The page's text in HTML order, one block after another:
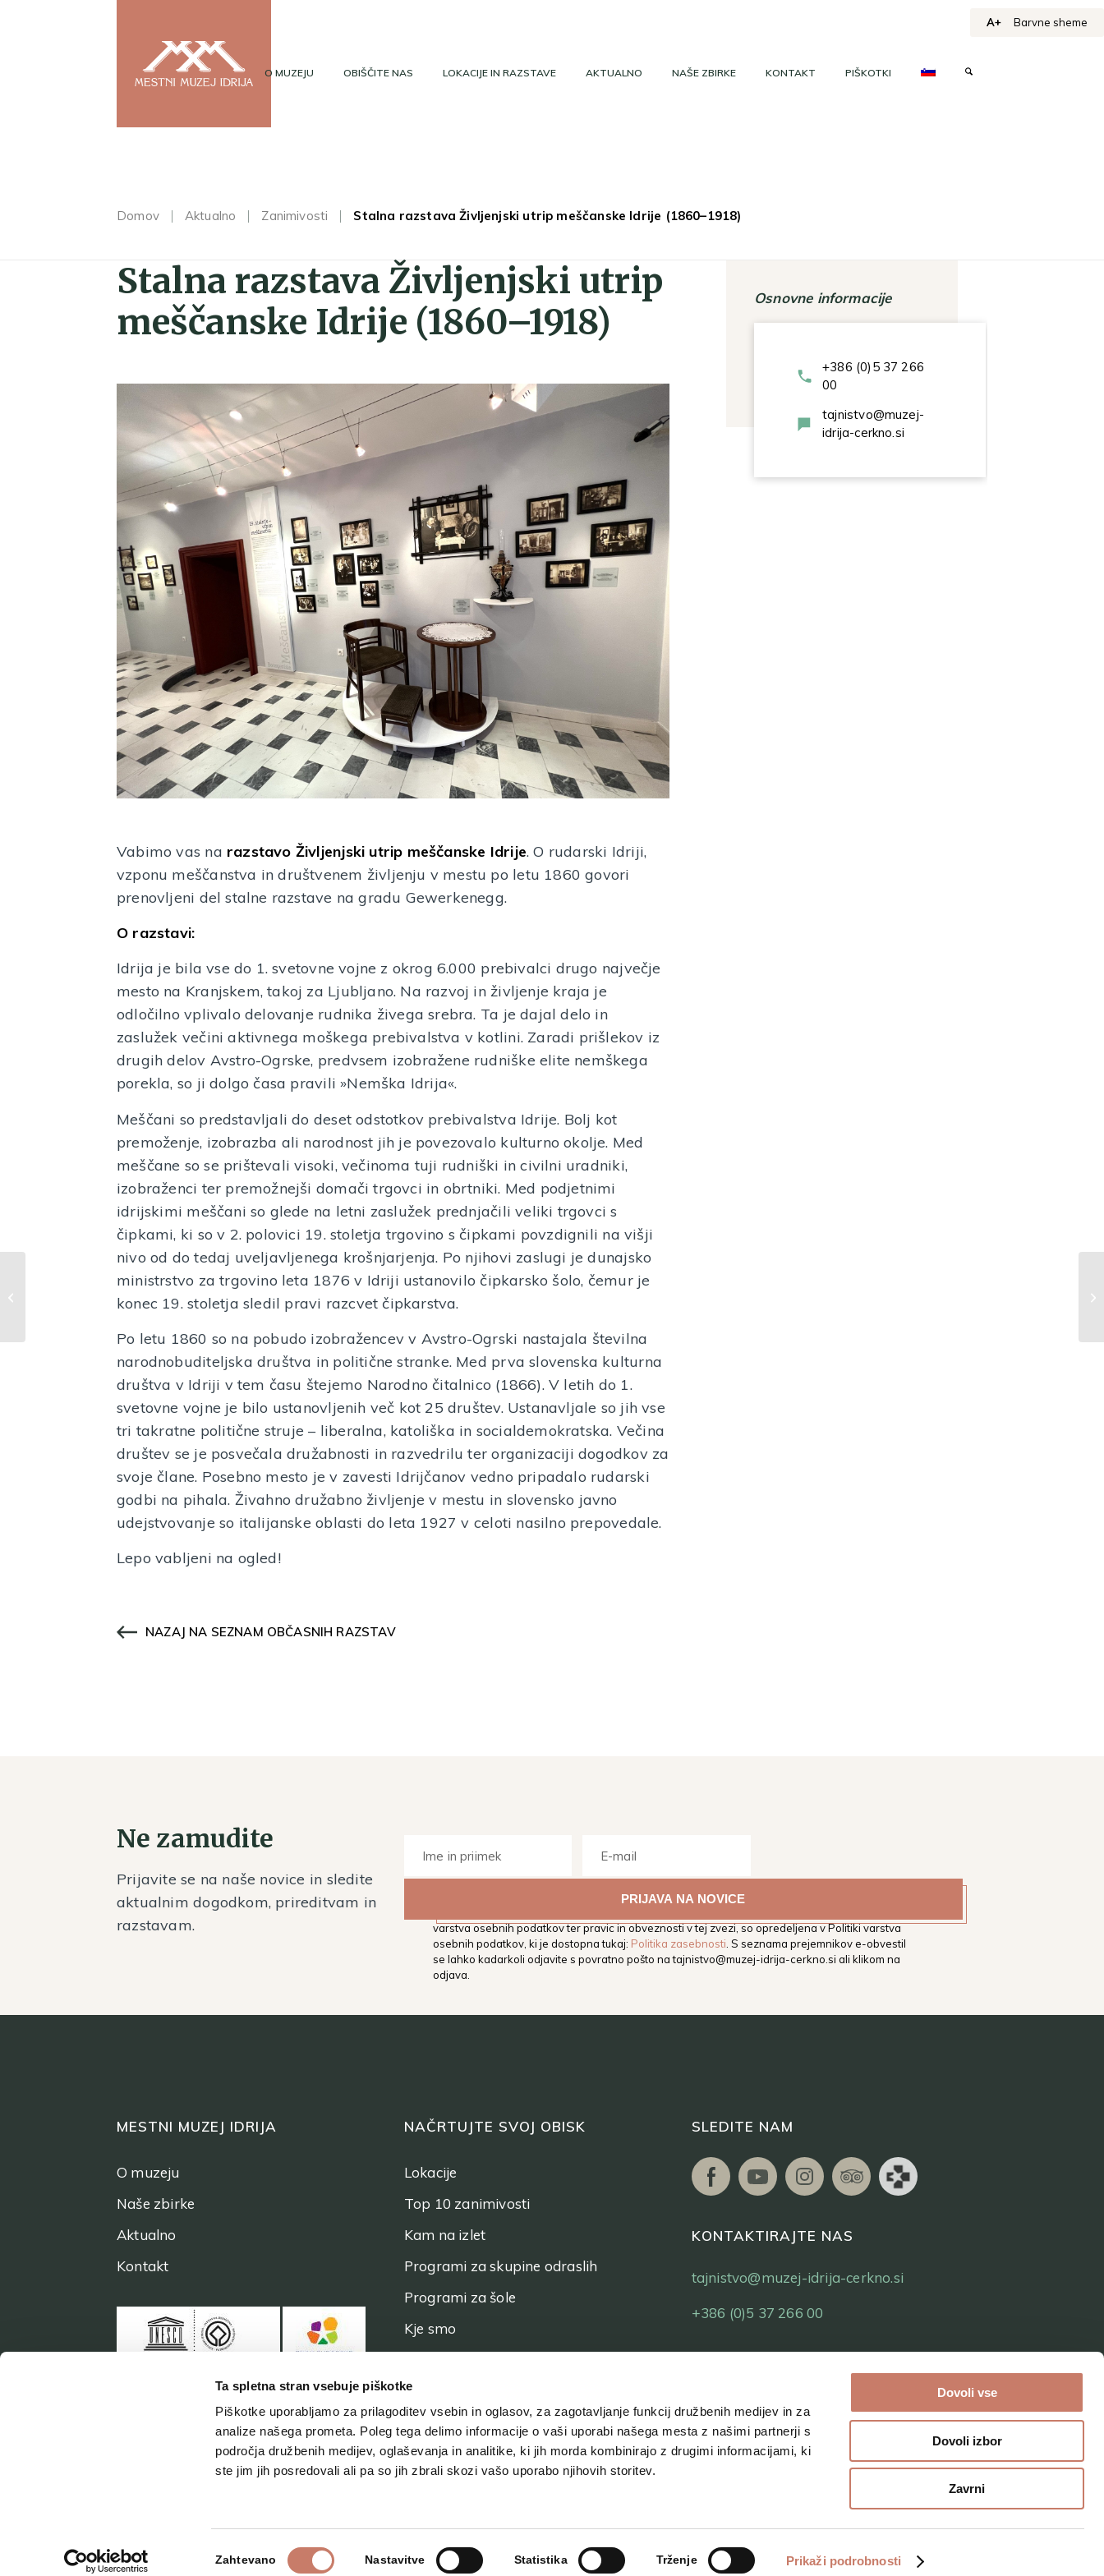
Ta spletna stran vsebuje piškotke
Piškotke uporabljamo za prilagoditev vsebin in oglasov, za zagotavljanje funkcij družbenih medijev in za
analize našega prometa. Poleg tega delimo informacije o vaši uporabi našega mesta z našimi partnerji s
področja družbenih medijev, oglaševanja in analitike, ki jih morda kombinirajo z drugimi informacijami, ki
ste jim jih posredovali ali pa so jih zbrali skozi vašo uporabo njihovih storitev.
Zahtevano Nastavitve Statistika Trženje Prikaži podrobnosti
Dovoli vse
Dovoli izbor
Zavrni
O MUZEJU OBIŠČITE NAS LOKACIJE IN RAZSTAVE AKTUALNO NAŠE ZBIRKE KONTAKT PIŠKOTKI
A+ Barvne sheme
Domov Aktualno Zanimivosti Stalna razstava Življenjski utrip meščanske Idrije (1860–1918)
Stalna razstava Življenjski utrip
meščanske Idrije (1860–1918)
Vabimo vas na razstavo Življenjski utrip meščanske Idrije. O rudarski Idriji,
vzponu meščanstva in društvenem življenju v mestu po letu 1860 govori
prenovljeni del stalne razstave na gradu Gewerkenegg.
O razstavi:
Idrija je bila vse do 1. svetovne vojne z okrog 6.000 prebivalci drugo največje
mesto na Kranjskem, takoj za Ljubljano. Na razvoj in življenje kraja je
odločilno vplivalo delovanje rudnika živega srebra. Ta je dajal delo in
zaslužek večini aktivnega moškega prebivalstva v kotlini. Zaradi prišlekov iz
drugih delov Avstro-Ogrske, predvsem izobražene rudniške elite nemškega
porekla, so ji dolgo časa pravili »Nemška Idrija«.
Meščani so predstavljali do deset odstotkov prebivalstva Idrije. Bolj kot
premoženje, izobrazba ali narodnost jih je povezovalo kulturno okolje. Med
meščane so se prištevali visoki, večinoma tuji rudniški in civilni uradniki,
izobraženci ter premožnejši domači trgovci in obrtniki. Med podjetnimi
idrijskimi meščani so glede na letni zaslužek prednjačili veliki trgovci s
čipkami, ki so v 2. polovici 19. stoletja trgovino s čipkami povzdignili na višji
nivo od do tedaj uveljavljenega krošnjarjenja. Po njihovi zaslugi je dunajsko
ministrstvo za trgovino leta 1876 v Idriji ustanovilo čipkarsko šolo, čemur je
konec 19. stoletja sledil pravi razcvet čipkarstva.
Po letu 1860 so na pobudo izobražencev v Avstro-Ogrski nastajala številna
narodnobuditeljska društva in politične stranke. Med prva slovenska kulturna
društva v Idriji v tem času štejemo Narodno čitalnico (1866). V letih do 1.
svetovne vojne je bilo ustanovljenih več kot 25 društev. Ustanavljale so jih vse
tri takratne politične struje – liberalna, katoliška in socialdemokratska. Večina
društev se je posvečala družabnosti in razvedrilu ter organizaciji dogodkov za
svoje člane. Posebno mesto je v zavesti Idrijčanov vedno pripadalo rudarski
godbi na pihala. Živahno družabno življenje v mestu in slovensko javno
udejstvovanje so italijanske oblasti do leta 1927 v celoti nasilno prepovedale.
Lepo vabljeni na ogled!
NAZAJ NA SEZNAM OBČASNIH RAZSTAV
Osnovne informacije
+386 (0)5 37 266
00
tajnistvo@muzej-
idrija-cerkno.si
Ne zamudite
Prijavite se na naše novice in sledite
aktualnim dogodkom, prireditvam in
razstavam.
Z vpisom svojega elektronskega naslova soglašate, da vas Mestni muzej Idrija na vaš
varstva osebnih podatkov ter pravic in obveznosti v tej zvezi, so opredeljena v Politiki varstva
osebnih podatkov, ki je dostopna tukaj: Politika zasebnosti. S seznama prejemnikov e-obvestil
se lahko kadarkoli odjavite s povratno pošto natajnistvo@muzej-idrija-cerkno.si ali klikom na
odjava.
MESTNI MUZEJ IDRIJA
O muzeju
Naše zbirke
Aktualno
Kontakt
NAČRTUJTE SVOJ OBISK
Lokacije
Top 10 zanimivosti
Kam na izlet
Programi za skupine odraslih
Programi za šole
Kje smo
SLEDITE NAM
KONTAKTIRAJTE NAS
tajnistvo@muzej-idrija-cerkno.si
+386 (0)5 37 266 00
2026 MMI, vse pravice pridržane Politika zasebnosti Izjava o dostopnosti Kolofon Izdelava spletne strani: